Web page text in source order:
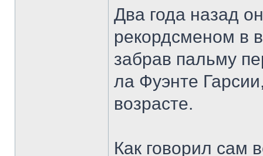
Два года назад
рекордсменом в
забрав пальму
ла Фуэнте
возрасте.
Как говорил сам